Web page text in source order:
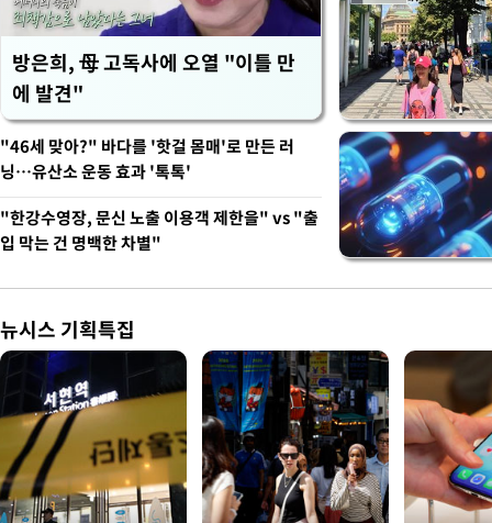
방은희, 母 고독사에 오열 "이틀 만
에 발견"
"46세 맞아?" 바다를 '핫걸 몸매'로 만든 러
닝…유산소 운동 효과 '톡톡'
"한강수영장, 문신 노출 이용객 제한을" vs "출
입 막는 건 명백한 차별"
뉴시스 기획특집